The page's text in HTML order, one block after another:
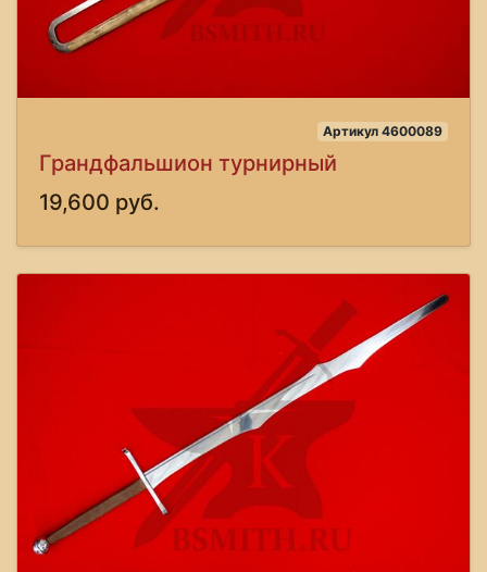
Артикул 4600089
Грандфальшион турнирный
19,600 руб.